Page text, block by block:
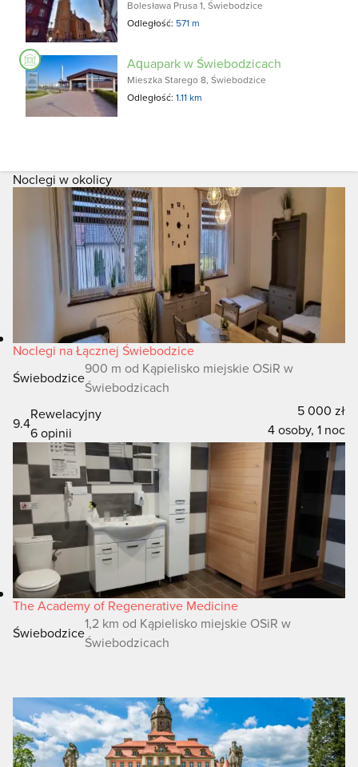
Bolesława Prusa 1, Świebodzice
Odległość: 571 m
Aquapark w Świebodzicach
Mieszka Starego 8, Świebodzice
Odległość:1.11 km
Noclegi w okolicy
Noclegi na Łącznej Świebodzice
Świebodzice
900 m od Kąpielisko miejskie OSiR w
Świebodzicach
9.4
Rewelacyjny
6 opinii
5 000 zł
4 osoby, 1 noc
The Academy of Regenerative Medicine
Świebodzice
1,2 km od Kąpielisko miejskie OSiR w
Świebodzicach